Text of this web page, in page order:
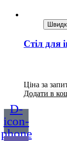
Стіл для
Ціна за
Додати в
D-
icon-
phone